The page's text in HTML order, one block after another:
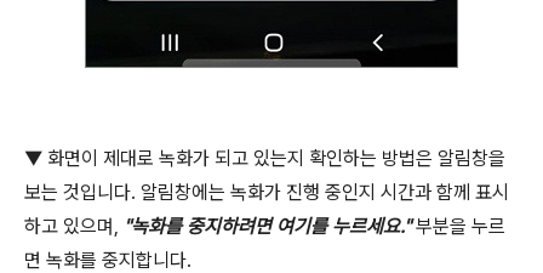
▼ 화면이 제대로 녹화가 되고 있는지 확인하는 방법은 알림창을
보는 것입니다. 알림창에는 녹화가 진행 중인지 시간과 함께 표시
하고 있으며, "녹화를 중지하려면 여기를 누르세요." 부분을 누르
면 녹화를 중지합니다.